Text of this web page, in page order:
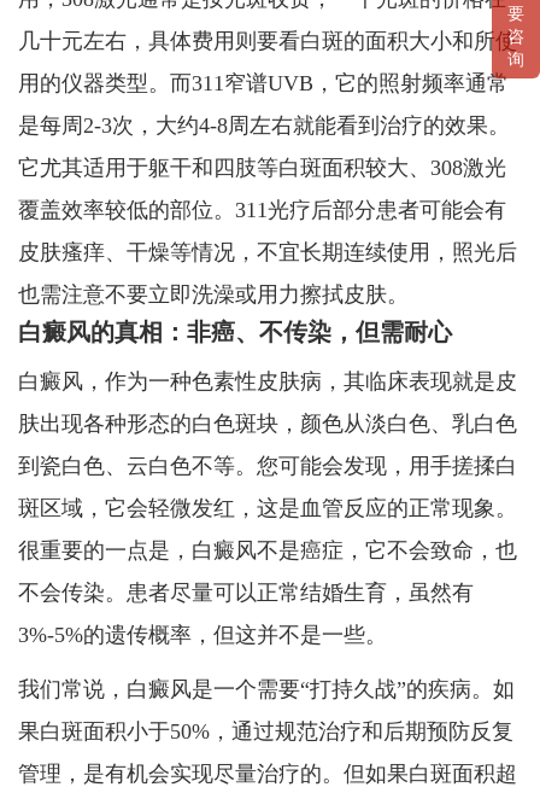
几十元左右，具体费用则要看白斑的面积大小和所使
用的仪器类型。而311窄谱UVB，它的照射频率通常
是每周2-3次，大约4-8周左右就能看到治疗的效果。
它尤其适用于躯干和四肢等白斑面积较大、308激光
覆盖效率较低的部位。311光疗后部分患者可能会有
皮肤瘙痒、干燥等情况，不宜长期连续使用，照光后
也需注意不要立即洗澡或用力擦拭皮肤。
白癜风的真相：非癌、不传染，但需耐心
白癜风，作为一种色素性皮肤病，其临床表现就是皮
肤出现各种形态的白色斑块，颜色从淡白色、乳白色
到瓷白色、云白色不等。您可能会发现，用手搓揉白
斑区域，它会轻微发红，这是血管反应的正常现象。
很重要的一点是，白癜风不是癌症，它不会致命，也
不会传染。患者尽量可以正常结婚生育，虽然有
3%-5%的遗传概率，但这并不是一些。
我们常说，白癜风是一个需要“打持久战”的疾病。如
果白斑面积小于50%，通过规范治疗和后期预防反复
管理，是有机会实现尽量治疗的。但如果白斑面积超
要
咨
询